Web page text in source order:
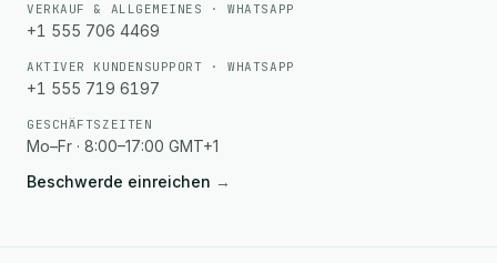
VERKAUF & ALLGEMEINES · WHATSAPP
+1 555 706 4469
AKTIVER KUNDENSUPPORT · WHATSAPP
+1 555 719 6197
GESCHÄFTSZEITEN
Mo–Fr · 8:00–17:00 GMT+1
Beschwerde einreichen →